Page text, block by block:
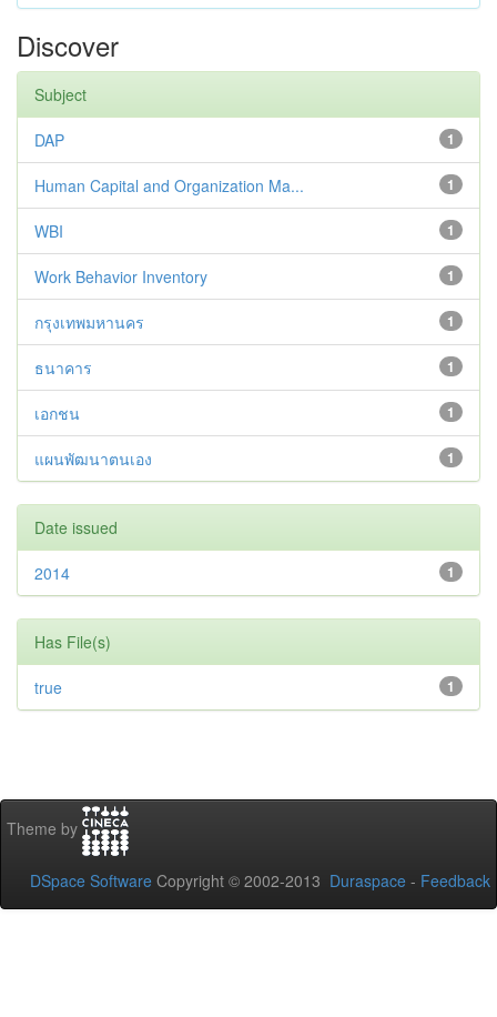
Discover
Subject
1
DAP
1
Human Capital and Organization Ma...
1
WBI
1
Work Behavior Inventory
1
กรุงเทพมหานคร
1
ธนาคาร
1
เอกชน
1
แผนพัฒนาตนเอง
Date issued
1
2014
Has File(s)
1
true
Theme by
DSpace Software Copyright © 2002-2013 Duraspace - Feedback